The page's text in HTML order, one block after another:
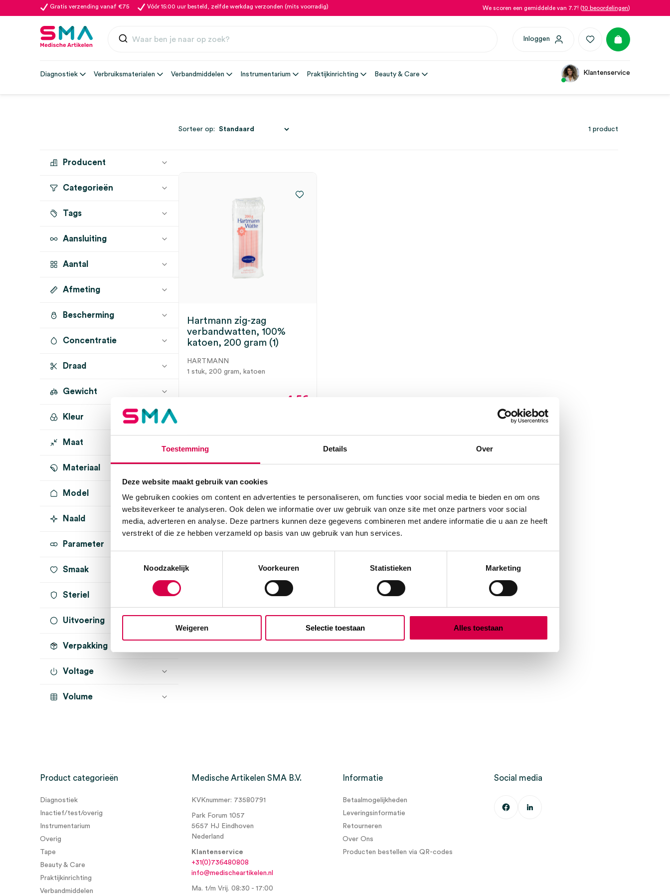
Toestemming Details Over
Deze website maakt gebruik van cookies
We gebruiken cookies om content en advertenties te personaliseren, om functies voor social media te bieden en om ons
websiteverkeer te analyseren. Ook delen we informatie over uw gebruik van onze site met onze partners voor social
media, adverteren en analyse. Deze partners kunnen deze gegevens combineren met andere informatie die u aan ze heeft
verstrekt of die ze hebben verzameld op basis van uw gebruik van hun services.
Noodzakelijk
Voorkeuren Statistieken Marketing
Weigeren Selectie toestaan Alles toestaan
Gratis verzending vanaf €75 Vóór 15:00 uur besteld, zelfde werkdag verzonden (mits voorradig) We scoren een gemiddelde van 7.7! (10 beoordelingen)
Inloggen
Diagnostiek Verbruiksmaterialen Verbandmiddelen Instrumentarium Praktijkinrichting Beauty & Care Klantenservice
Producent
HARTMANN (1)
Categorieën
Watten (1)
Tags
Aansluiting
Aantal
1 stuk (1)
Afmeting
Bescherming
Concentratie
Draad
Gewicht
200 gram (1)
Kleur
Maat
Materiaal
katoen (1)
Model
Naald
Parameter
Smaak
Steriel
onsteriel (1)
Uitvoering
Verpakking
Voltage
Volume
1 product
Sorteer op:
Hartmann zig-zag
verbandwatten, 100%
katoen, 200 gram (1)
HARTMANN
1 stuk, 200 gram, katoen
4.56
Product categorieën
Diagnostiek
Inactief/test/overig
Instrumentarium
Overig
Tape
Beauty & Care
Praktijkinrichting
Verbandmiddelen
Medische Artikelen SMA B.V.
KVKnummer: 73580791
Park Forum 1057
5657 HJ Eindhoven
Nederland
Klantenservice
+31(0)736480808
info@medischeartikelen.nl
Ma. t/m Vrij. 08:30 - 17:00
Informatie
Betaalmogelijkheden
Leveringsinformatie
Retourneren
Over Ons
Producten bestellen via QR-codes
Social media